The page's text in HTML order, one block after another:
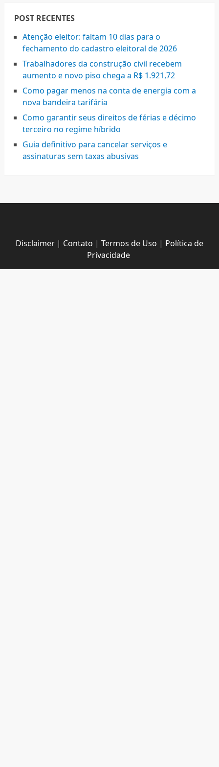
POST RECENTES
Atenção eleitor: faltam 10 dias para o
fechamento do cadastro eleitoral de 2026
Trabalhadores da construção civil recebem
aumento e novo piso chega a R$ 1.921,72
Como pagar menos na conta de energia com a
nova bandeira tarifária
Como garantir seus direitos de férias e décimo
terceiro no regime híbrido
Guia definitivo para cancelar serviços e
assinaturas sem taxas abusivas
Disclaimer| Contato | Termos de Uso | Política de
Privacidade